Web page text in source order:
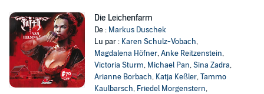
Die Leichenfarm
De : Markus Duschek
Lu par : Karen Schulz-Vobach,
Magdalena Höfner,Anke Reitzenstein,
Victoria Sturm, Michael Pan,Sina Zadra,
Arianne Borbach, Katja Keßler,Tammo
Kaulbarsch, Friedel Morgenstern,